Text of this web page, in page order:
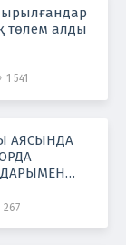
төлем алды
1 541
АЯСЫНДА
267